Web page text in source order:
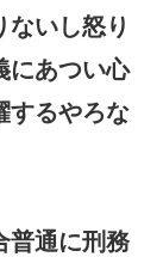
ないし怒り
にあつい心
するやろな
普通に刑務